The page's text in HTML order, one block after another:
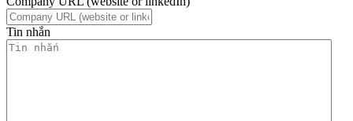
Tin nhắn